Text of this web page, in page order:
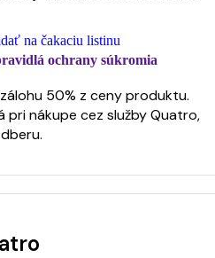
na čakaciu listinu
ochrany súkromia
50% z ceny produktu.
nákupe cez služby Quatro,